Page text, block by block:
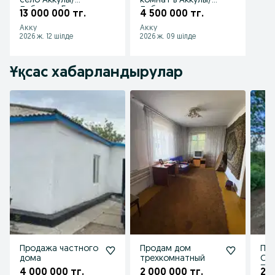
Лебяжье . 5-
квартира
13 000 000 тг.
Акку
2026 ж. 12 шілде
Лебяжье
4 500 000 тг.
Акку
2026 ж. 09 шілде
Ұқсас хабарландырулар
Продажа частного
дома
4 000 000 тг.
Продам дом
трехкомнатный
2 000 000 тг. 2